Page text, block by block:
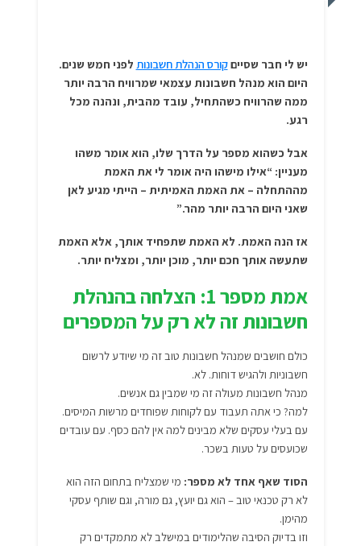
יש לי חבר שסייםקורס הנהלת חשבונות לפני חמש שנים.
היום הוא מנהל חשבונות עצמאי שמרוויח הרבה יותר
ממה שהרוויח כשהתחיל, עובד מהבית, ונהנה מכל
רגע.
אבל כשהוא מספר על הדרך שלו, הוא אומר משהו
מעניין: “אילו מישהו היה אומר לי את האמת
מההתחלה – את האמת האמיתית – הייתי מגיע לאן
שאני היום הרבה יותר מהר.”
אז הנה האמת. לא האמת שתפחיד אותך, אלא האמת
שתעשה אותך חכם יותר, מוכן יותר, ומצליח יותר.
אמת מספר 1: הצלחה בהנהלת
חשבונות זה לא רק על המספרים
כולם חושבים שמנהל חשבונות טוב זה מי שיודע לרשום
חשבוניות ולהגיש דוחות. לא.
מנהל חשבונות מעולה זה מי שמבין גם אנשים.
למה? כי אתה תעבוד עם לקוחות שפוחדים מרשות המיסים.
עם בעלי עסקים שלא מבינים למה אין להם כסף. עם עובדים
שכועסים על טעות בשכר.
הסוד שאף אחד לא מספר: מי שמצליח בתחום הזה הוא
לא רק טכנאי טוב – הוא גם יועץ, גם מורה, וגם שותף עסקי
מהימן.
וזו בדיוק הסיבה שהלימודים במישלב לא מתמקדים רק